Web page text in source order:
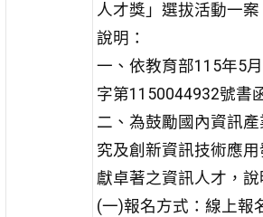
人才獎」選拔活動一案
說明：
一、依教育部115年5
字第1150044932號書
二、為鼓勵國內資訊
究及創新資訊技術應
獻卓著之資訊人才，說
(一)報名方式：線上報